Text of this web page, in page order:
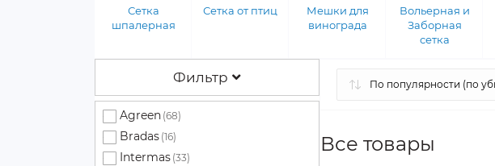
Сетка
шпалерная
Сетка от птиц
Мешки для
винограда
Вольерная и
Заборная
сетка
Фильтр
Agreen (68)
Bradas (16)
Intermas (33)
Все товары